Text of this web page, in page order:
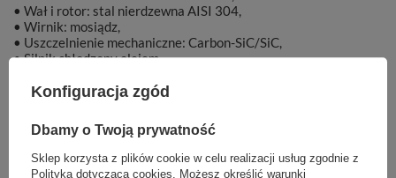
• Wał i rotor: stal nierdzewna AISI 304,
• Wirnik: mosiądz,
• Uszczelnienie mechaniczne: Carbon-SiC/SiC,
• Silnik chłodzony olejem.
Marka DAMBAT
Konfiguracja zgód
Dbamy o Twoją prywatność
Sklep korzysta z plików cookie w celu realizacji usług zgodnie z
Polityką dotyczącą cookies . Możesz określić warunki